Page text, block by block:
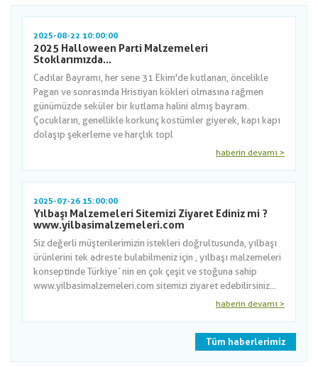
2025-08-22 10:00:00
2025 Halloween Parti Malzemeleri
Stoklarımızda...
Cadılar Bayramı, her sene 31 Ekim'de kutlanan, öncelikle
Pagan ve sonrasında Hristiyan kökleri olmasına rağmen
günümüzde seküler bir kutlama halini almış bayram.
Çocukların, genellikle korkunç kostümler giyerek, kapı kapı
dolaşıp şekerleme ve harçlık topl
haberin devamı >
2025-07-26 15:00:00
Yılbaşı Malzemeleri Sitemizi Ziyaret Ediniz mi ?
www.yilbasimalzemeleri.com
Siz değerli müşterilerimizin istekleri doğrultusunda, yılbaşı
ürünlerini tek adreste bulabilmeniz için , yılbaşı malzemeleri
konseptinde Türkiye´nin en çok çeşit ve stoğuna sahip
www.yilbasimalzemeleri.com sitemizi ziyaret edebilirsiniz...
haberin devamı >
Tüm haberlerimiz